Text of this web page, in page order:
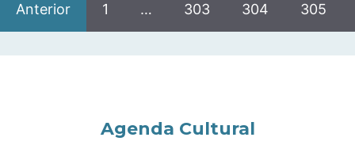
Anterior 1 … 303 304 305
Agenda Cultural